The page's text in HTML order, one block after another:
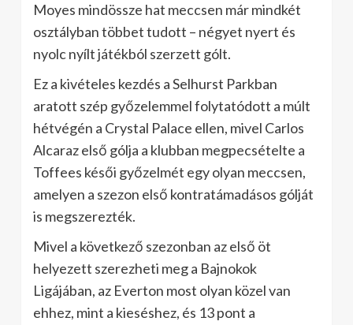
Moyes mindössze hat meccsen már mindkét
osztályban többet tudott – négyet nyert és
nyolc nyílt játékból szerzett gólt.
Ez a kivételes kezdés a Selhurst Parkban
aratott szép győzelemmel folytatódott a múlt
hétvégén a Crystal Palace ellen, mivel Carlos
Alcaraz első gólja a klubban megpecsételte a
Toffees késői győzelmét egy olyan meccsen,
amelyen a szezon első kontratámadásos gólját
is megszerezték.
Mivel a következő szezonban az első öt
helyezett szerezheti meg a Bajnokok
Ligájában, az Everton most olyan közel van
ehhez, mint a kieséshez, és 13 pont a